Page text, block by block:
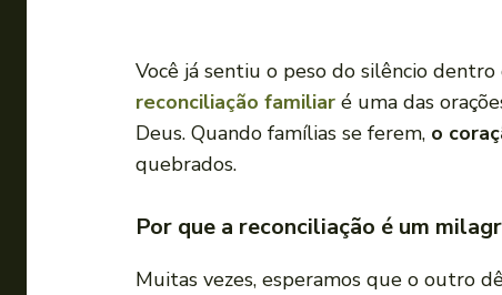
Você já sentiu o peso do silêncio
reconciliação familiar é uma das
Deus. Quando famílias se ferem, o
quebrados.
Por que a reconciliação é um
Muitas vezes, esperamos que o outro